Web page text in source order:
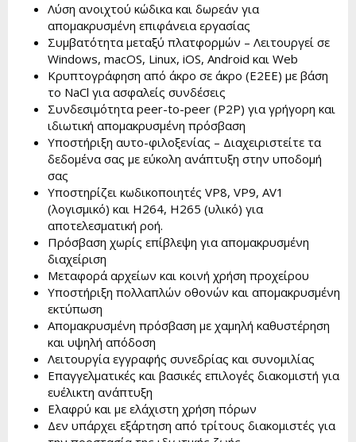
Λύση ανοιχτού κώδικα και δωρεάν για
απομακρυσμένη επιφάνεια εργασίας
Συμβατότητα μεταξύ πλατφορμών – Λειτουργεί σε
Windows, macOS, Linux, iOS, Android και Web
Κρυπτογράφηση από άκρο σε άκρο (E2EE) με βάση
το NaCl για ασφαλείς συνδέσεις
Συνδεσιμότητα peer-to-peer (P2P) για γρήγορη και
ιδιωτική απομακρυσμένη πρόσβαση
Υποστήριξη αυτο-φιλοξενίας – Διαχειριστείτε τα
δεδομένα σας με εύκολη ανάπτυξη στην υποδομή
σας
Υποστηρίζει κωδικοποιητές VP8, VP9, AV1
(λογισμικό) και H264, H265 (υλικό) για
αποτελεσματική ροή.
Πρόσβαση χωρίς επίβλεψη για απομακρυσμένη
διαχείριση
Μεταφορά αρχείων και κοινή χρήση προχείρου
Υποστήριξη πολλαπλών οθονών και απομακρυσμένη
εκτύπωση
Απομακρυσμένη πρόσβαση με χαμηλή καθυστέρηση
και υψηλή απόδοση
Λειτουργία εγγραφής συνεδρίας και συνομιλίας
Επαγγελματικές και βασικές επιλογές διακομιστή για
ευέλικτη ανάπτυξη
Ελαφρύ και με ελάχιστη χρήση πόρων
Δεν υπάρχει εξάρτηση από τρίτους διακομιστές για